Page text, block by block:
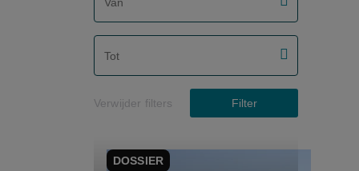
screenreader.filter to date label
Verwijder filters Filter
DOSSIER